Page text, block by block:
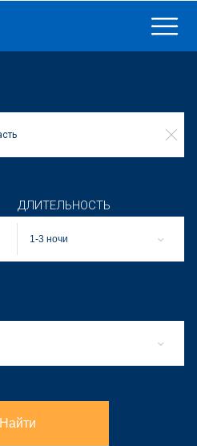
ДЛИТЕЛЬНОСТЬ
1-3 ночи
Найти